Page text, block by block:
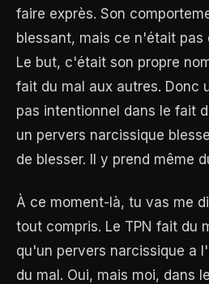
faire exprès. Son
blessant, mais ce n'était pas
Le but, c'était son propre
fait du mal aux autres. Donc
pas intentionnel dans le fait
un pervers narcissique
de blesser. Il y prend même
À ce moment-là, tu vas me
tout compris. Le TPN fait du
qu'un pervers narcissique a
du mal. Oui, mais moi, dans